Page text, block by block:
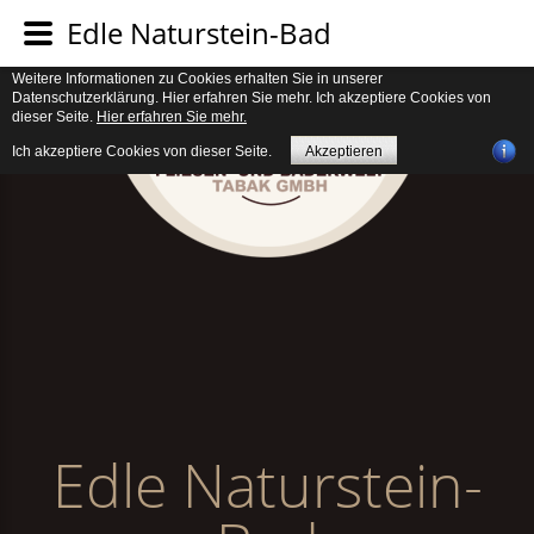
Edle Naturstein-
Verwendung von Cookies. Um unsere Webseite für Sie optimal zu gestalten
und fortlaufend verbessern zu können, verwenden wir Cookies. Durch die
Weitere Informationen zu Cookies erhalten Sie in unserer
Datenschutzerklärung. Hier erfahren Sie mehr. Ich akzeptiere Cookies von
dieser Seite. Hier erfahren Sie mehr.
Ich akzeptiere Cookies von dieser Seite. Akzeptieren
Edle Naturstein-Bad